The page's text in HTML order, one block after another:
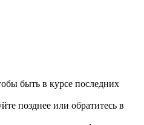
быть в курсе последних
позднее или обратитесь в